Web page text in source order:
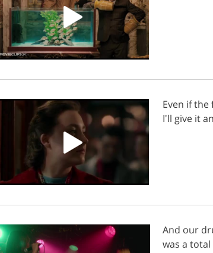
Even ifthe
I'll give it
And our
was a total